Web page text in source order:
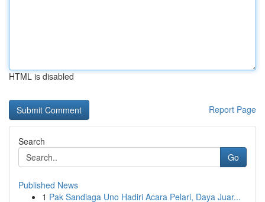
HTML is disabled
Report Page
Search
Go
Published News
1 Pak Sandiaga Uno Hadiri Acara Pelari, Daya Juar...